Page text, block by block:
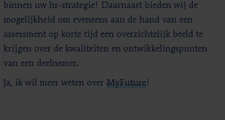
binnen uw hr-strategie! Daarnaast bieden wij de
mogelijkheid om eveneens aan de hand van een
assessment op korte tijd een overzichtelijk beeld te
krijgen over de kwaliteiten en ontwikkelingspunten
van een deelnemer.
Ja, ik wil meer weten over MyFuture!